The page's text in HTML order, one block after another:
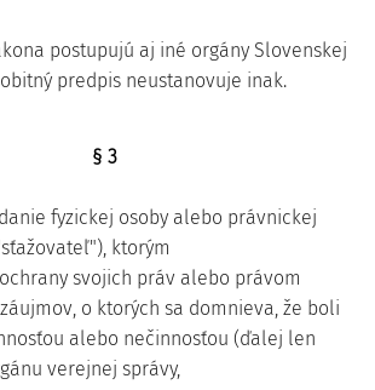
postupujú aj iné orgány Slovenskej
predpis neustanovuje inak.
§ 3
fyzickej osoby alebo právnickej
ktorým
svojich práv alebo právom
o ktorých sa domnieva, že boli
alebo nečinnosťou (ďalej len
verejnej správy,